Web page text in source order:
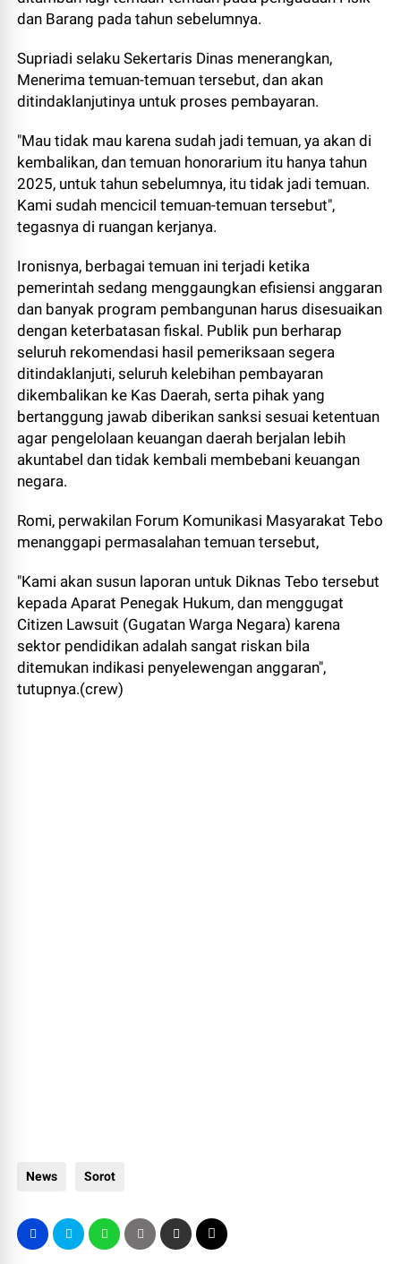
dan Barang pada tahun sebelumnya.
Supriadi selaku Sekertaris Dinas menerangkan,
Menerima temuan-temuan tersebut, dan akan
ditindaklanjutinya untuk proses pembayaran.
"Mau tidak mau karena sudah jadi temuan, ya akan di
kembalikan, dan temuan honorarium itu hanya tahun
2025, untuk tahun sebelumnya, itu tidak jadi temuan.
Kami sudah mencicil temuan-temuan tersebut",
tegasnya di ruangan kerjanya.
Ironisnya, berbagai temuan ini terjadi ketika
pemerintah sedang menggaungkan efisiensi anggaran
dan banyak program pembangunan harus disesuaikan
dengan keterbatasan fiskal. Publik pun berharap
seluruh rekomendasi hasil pemeriksaan segera
ditindaklanjuti, seluruh kelebihan pembayaran
dikembalikan ke Kas Daerah, serta pihak yang
bertanggung jawab diberikan sanksi sesuai ketentuan
agar pengelolaan keuangan daerah berjalan lebih
akuntabel dan tidak kembali membebani keuangan
negara.
Romi, perwakilan Forum Komunikasi Masyarakat Tebo
menanggapi permasalahan temuan tersebut,
"Kami akan susun laporan untuk Diknas Tebo tersebut
kepada Aparat Penegak Hukum, dan menggugat
Citizen Lawsuit (Gugatan Warga Negara) karena
sektor pendidikan adalah sangat riskan bila
ditemukan indikasi penyelewengan anggaran",
tutupnya.(crew)
News Sorot